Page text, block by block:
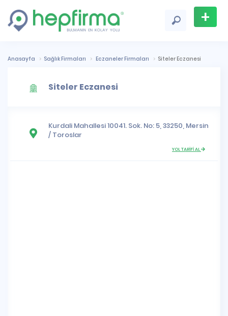
+
Ekle
Anasayfa Sağlık Firmaları Eczaneler Firmaları Siteler Eczanesi
Siteler Eczanesi
Kurdali Mahallesi10041. Sok. No: 5, 33250, Mersin
/ Toroslar
YOL TARİFİ AL